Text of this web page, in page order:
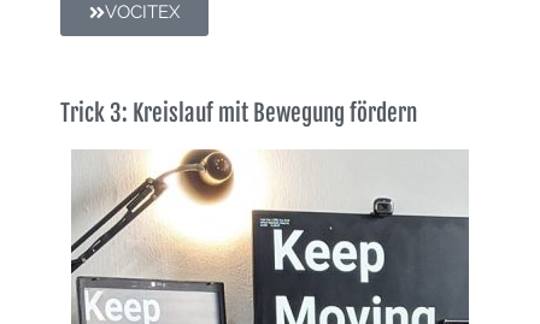
VOCITEX
Trick 3: Kreislauf mit Bewegung fördern